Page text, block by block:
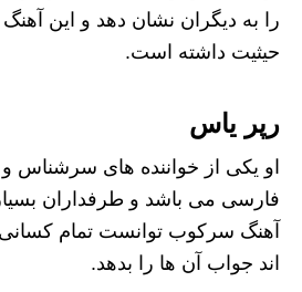
را به دیگران نشان دهد و این آهنگ
حیثیت داشته است.
رپر یاس
او یکی از خواننده های سرشناس
فارسی می‌ باشد و طرفداران بسیار
آهنگ سرکوب توانست تمام
اند جواب آن ها را بدهد.